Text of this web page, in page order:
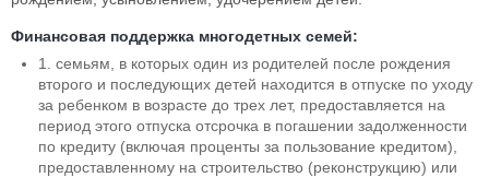
Финансовая поддержка многодетных семей:
1. семьям, в которых один из родителей после рождения
второго и последующих детей находится в отпуске по уходу
за ребенком в возрасте до трех лет, предоставляется на
период этого отпуска отсрочка в погашении задолженности
по кредиту (включая проценты за пользование кредитом),
предоставленному на строительство (реконструкцию) или